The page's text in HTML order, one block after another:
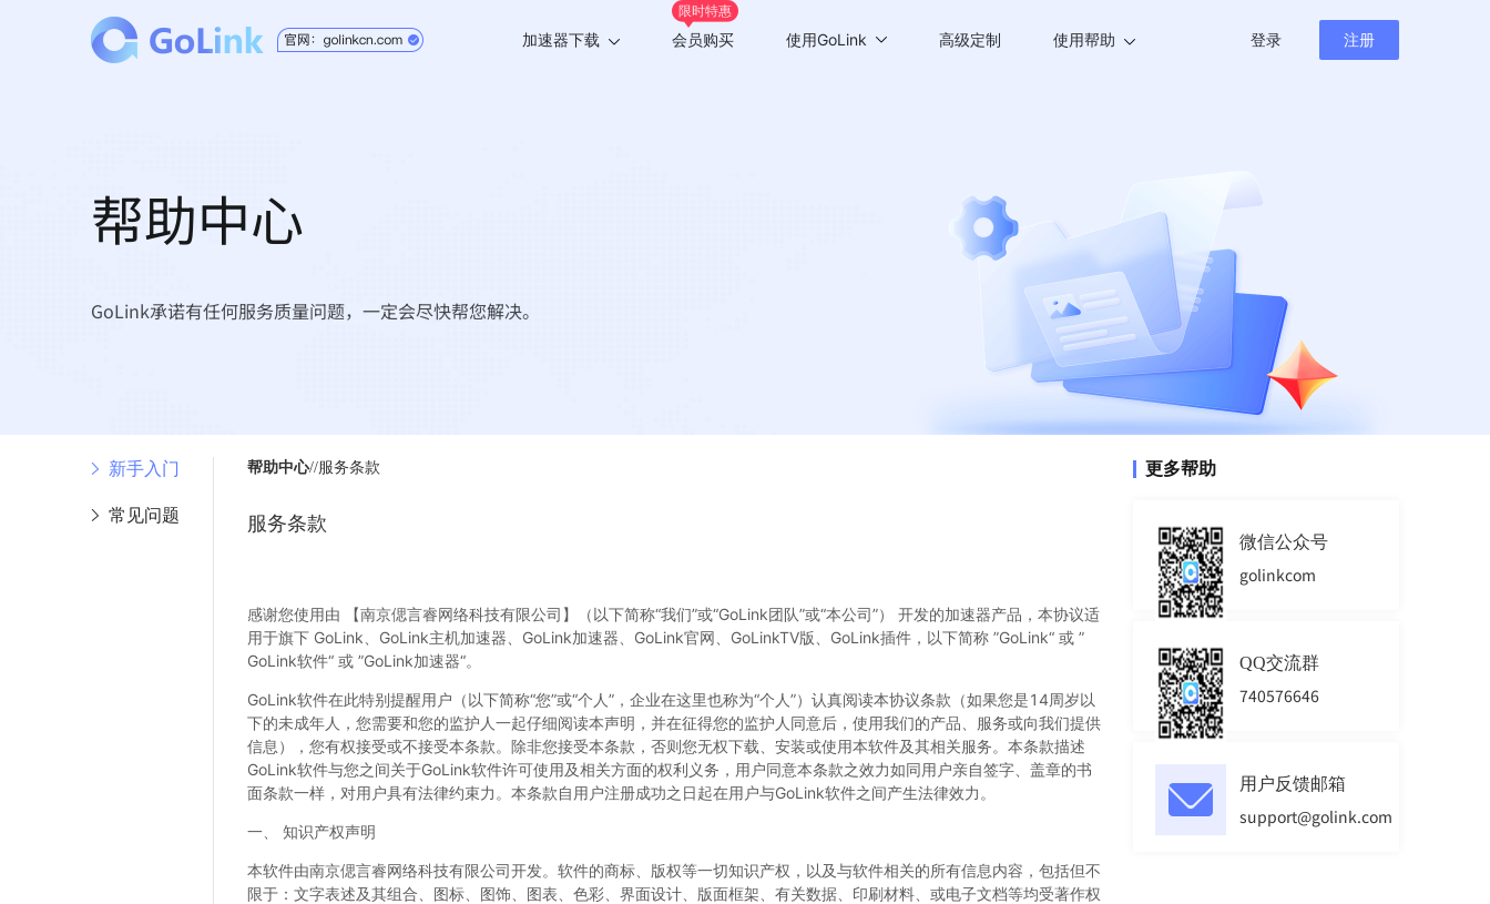
加速器下载
限时特惠
会员购买 使用GoLink 高级定制 使用帮助 登录 注册
帮助中心
GoLink承诺有任何服务质量问题，一定会尽快帮您解决。
新手入门
常见问题
帮助中心//服务条款
服务条款
感谢您使用由 【南京偲言睿网络科技有限公司】（以下简称“我们”或“GoLink团队”或“本公司”） 开发的加速器产品，本协议适
用于旗下 GoLink、GoLink主机加速器、GoLink加速器、GoLink官网、GoLinkTV版、GoLink插件，以下简称 ”GoLink“ 或 ”
GoLink软件“ 或 ”GoLink加速器“。
GoLink软件在此特别提醒用户（以下简称“您”或“个人”，企业在这里也称为“个人”）认真阅读本协议条款（如果您是14周岁以
下的未成年人，您需要和您的监护人一起仔细阅读本声明，并在征得您的监护人同意后，使用我们的产品、服务或向我们提供
信息），您有权接受或不接受本条款。除非您接受本条款，否则您无权下载、安装或使用本软件及其相关服务。本条款描述
GoLink软件与您之间关于GoLink软件许可使用及相关方面的权利义务，用户同意本条款之效力如同用户亲自签字、盖章的书
面条款一样，对用户具有法律约束力。本条款自用户注册成功之日起在用户与GoLink软件之间产生法律效力。
一、 知识产权声明
本软件由南京偲言睿网络科技有限公司开发。软件的商标、版权等一切知识产权，以及与软件相关的所有信息内容，包括但不
限于：文字表述及其组合、图标、图饰、图表、色彩、界面设计、版面框架、有关数据、印刷材料、或电子文档等均受著作权
更多帮助
微信公众号
golinkcom
QQ交流群
740576646
用户反馈邮箱
support@golink.com